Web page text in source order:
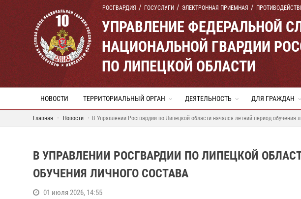
РОСГВАРДИЯ ГОСУСЛУГИ ЭЛЕКТРОННАЯ ПРИЕМНАЯ
УПРАВЛЕНИЕ ФЕДЕРАЛЬНОЙ
НАЦИОНАЛЬНОЙ ГВАРДИИ
ПО ЛИПЕЦКОЙ ОБЛАСТИ
НОВОСТИ ТЕРРИТОРИАЛЬНЫЙ ОРГАН ДЕЯТЕЛЬНОСТЬ ДЛЯ ГРАЖДАН
Главная Новости В Управлении Росгвардии по Липецкой области начался летний период обучения
В УПРАВЛЕНИИ РОСГВАРДИИ ПО ЛИПЕЦКОЙ
ОБУЧЕНИЯ ЛИЧНОГО СОСТАВА
01 июля 2026, 14:55